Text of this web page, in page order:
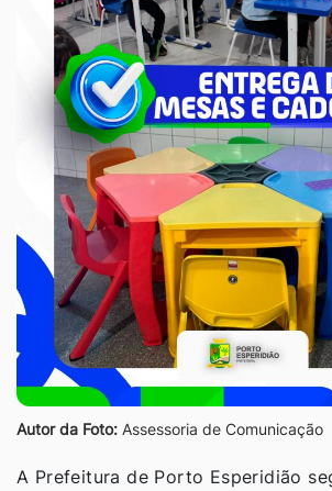
Autor da Foto: Assessoria de Comunicação
A Prefeitura de Porto Esperidião